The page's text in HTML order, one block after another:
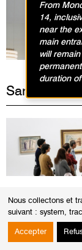
Nous collectons et
suivant : system,
Accepter
Samedi 6
Visites-
Hélion
From
14,
near the
main
will
duration